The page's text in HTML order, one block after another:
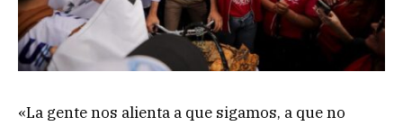
«La gente nos alienta a que sigamos, a que no